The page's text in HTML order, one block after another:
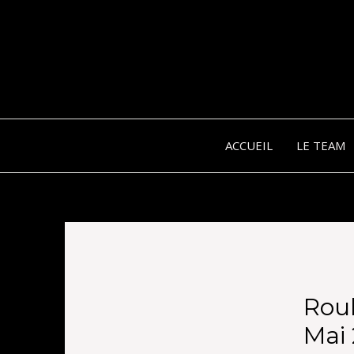
ACCUEIL LE TEAM
Mai